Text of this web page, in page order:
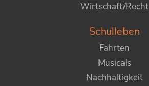
Wirtschaft/Recht
Schulleben
Fahrten
Musicals
Nachhaltigkeit